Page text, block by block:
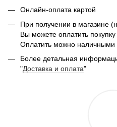
Онлайн-оплата картой
При получении в магазине
Вы можете оплатить
Оплатить можно наличными
Более детальная
"Доставка и оплата"